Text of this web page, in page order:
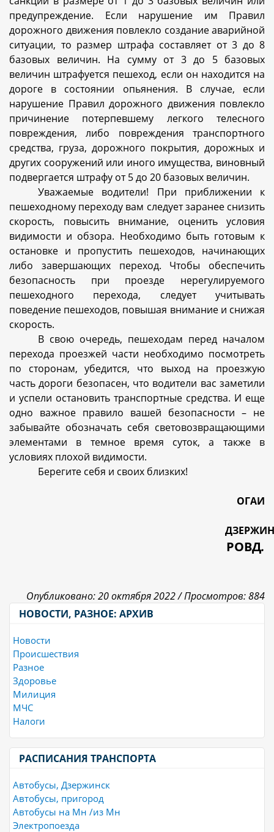
предупреждение. Если нарушение им Правил
дорожного движения повлекло создание аварийной
ситуации, то размер штрафа составляет от 3 до 8
базовых величин. На сумму от 3 до 5 базовых
величин штрафуется пешеход, если он находится на
дороге в состоянии опьянения. В случае, если
нарушение Правил дорожного движения повлекло
причинение потерпевшему легкого телесного
повреждения, либо повреждения транспортного
средства, груза, дорожного покрытия, дорожных и
других сооружений или иного имущества, виновный
подвергается штрафу от 5 до 20 базовых величин.
Уважаемые водители! При приближении к
пешеходному переходу вам следует заранее снизить
скорость, повысить внимание, оценить условия
видимости и обзора. Необходимо быть готовым к
остановке и пропустить пешеходов, начинающих
либо завершающих переход. Чтобы обеспечить
безопасность при проезде нерегулируемого
пешеходного перехода, следует учитывать
поведение пешеходов, повышая внимание и снижая
скорость.
В свою очередь, пешеходам перед началом
перехода проезжей части необходимо посмотреть
по сторонам, убедится, что выход на проезжую
часть дороги безопасен, что водители вас заметили
и успели остановить транспортные средства. И еще
одно важное правило вашей безопасности – не
забывайте обозначать себя световозвращающими
элементами в темное время суток, а также в
условиях плохой видимости.
Берегите себя и своих близких!
ОГАИ
РОВД.
Опубликовано: 20 октября 2022 /Просмотров: 884
НОВОСТИ, РАЗНОЕ: АРХИВ
Новости
Происшествия
Разное
Здоровье
Милиция
МЧС
Налоги
РАСПИСАНИЯ ТРАНСПОРТА
Автобусы, Дзержинск
Автобусы, пригород
Автобусы на Мн /из Мн
Электропоезда